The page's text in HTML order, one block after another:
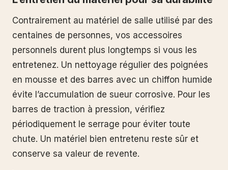
Contrairement au matériel de salle utilisé par des
centaines de personnes, vos accessoires
personnels durent plus longtemps si vous les
entretenez. Un nettoyage régulier des poignées
en mousse et des barres avec un chiffon humide
évite l’accumulation de sueur corrosive. Pour les
barres de traction à pression, vérifiez
périodiquement le serrage pour éviter toute
chute. Un matériel bien entretenu reste sûr et
conserve sa valeur de revente.